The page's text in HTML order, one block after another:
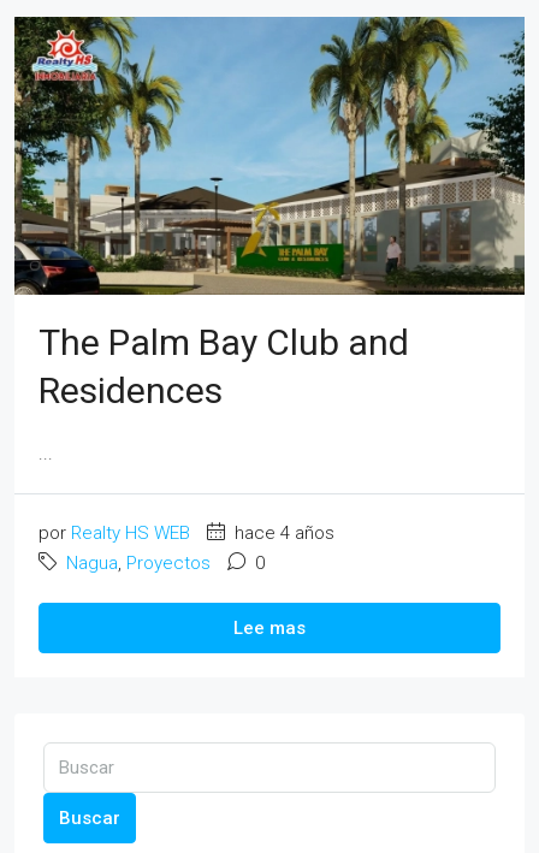
The Palm Bay Club and
Residences
...
por Realty HS WEB
hace 4 años
Nagua, Proyectos 0
Lee mas
Buscar